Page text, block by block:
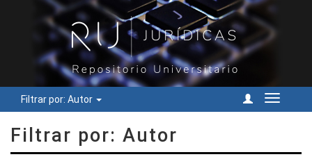
Filtrar por: Autor
Cambiar
Filtrar por: Autor